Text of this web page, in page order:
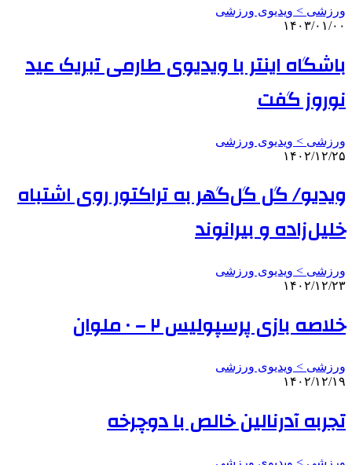
ورزشی > ویدیوی ورزشی
۱۴۰۳/۰۱/۰۰
باشگاه اینتر با ویدیوی طارمی تبریک عید
نوروز گفت
ورزشی > ویدیوی ورزشی
۱۴۰۲/۱۲/۲۵
ویدیو/ گل گل‌گهر به تراکتور روی اشتباه
خلیل‌زاده و بیرانوند
ورزشی > ویدیوی ورزشی
۱۴۰۲/۱۲/۲۳
خلاصه بازی پرسپولیس ۲ – ۰ ملوان
ورزشی > ویدیوی ورزشی
۱۴۰۲/۱۲/۱۹
تجربه آدرنالین خالص با دوچرخه
ورزشی > ویدیوی ورزشی